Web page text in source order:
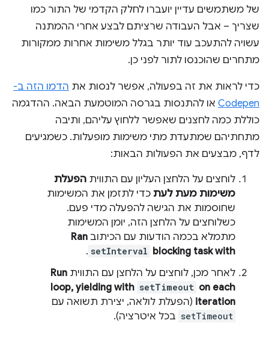
של משתמשים עדיין יועברו לחלק הקדמי של התור כמו
שצריך – אבל העבודה שרציתם לבצע אחרי ההמתנה
עשויה להתעכב עוד יותר בגלל משימות אחרות ממקורות
מתחרים שהוכנסו לתור לפני כן.
כדי לראות את זה בפעולה, אפשר לנסות את הדמו הזה ב-
Codepen או להתנסות בגרסה המוטמעת הבאה. ההדגמה
כוללת כמה לחצנים שאפשר ללחוץ עליהם, ותיבה
מתחתיהם שמתעדת מתי משימות מופעלות. כשמגיעים
לדף, מבצעים את הפעולות הבאות:
לוחצים על הלחצן העליון עם התווית הפעלת
משימות מעת לעת כדי לתזמן את המשימות
שחוסמות את הגישה להפעלה מדי פעם.
כשלוחצים על הלחצן הזה, יומן המשימות
מתמלא בכמה הודעות עם הכיתוב Ran
blocking task with
setInterval
.
לאחר מכן, לוחצים על הלחצן עם התווית Run
loop, yielding with setTimeout on each
iteration (הפעלת לולאה, יצירת תשואה עם
setTimeout בכל איטרציה).